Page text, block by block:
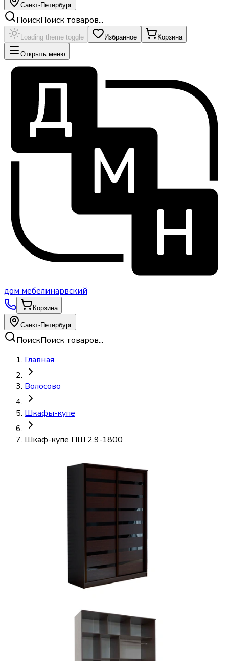
Санкт-Петербург
ПоискПоиск товаров...
Loading theme toggle Избранное Корзина
Открыть меню
дом мебелинарвский
Корзина
Санкт-Петербург
ПоискПоиск товаров...
Главная
Волосово
Шкафы-купе
Шкаф-купе ПШ 2.9-1800